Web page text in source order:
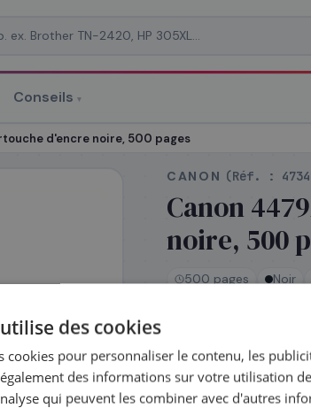
Conseils ▾
d'encre noire, 500 pages
CANON (Réf. :
Canon
noire, 500
500 pages Noir
Expédié le jour
commandez avant
Coût par
des cookies
cookies pour personnaliser le contenu, les
des informations sur votre utilisation
qui peuvent les combiner avec d'autres